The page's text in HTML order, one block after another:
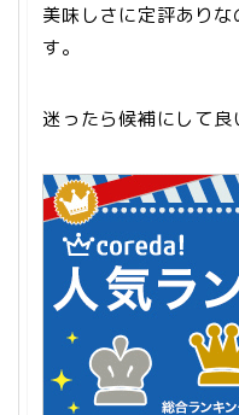
美味しさに定評あり
す。
迷ったら候補にして良